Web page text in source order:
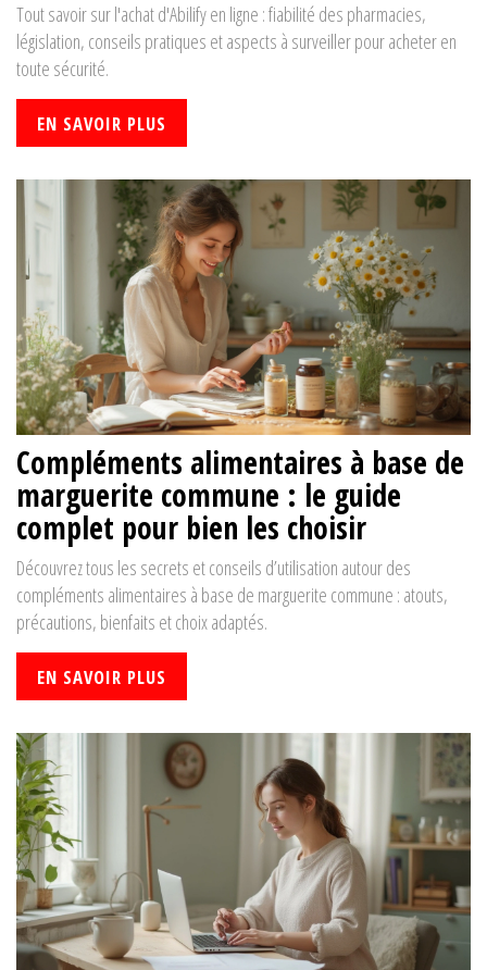
Tout savoir sur l'achat d'Abilify en ligne : fiabilité des pharmacies,
législation, conseils pratiques et aspects à surveiller pour acheter en
toute sécurité.
EN SAVOIR PLUS
Compléments alimentaires à base de
marguerite commune : le guide
complet pour bien les choisir
Découvrez tous les secrets et conseils d’utilisation autour des
compléments alimentaires à base de marguerite commune : atouts,
précautions, bienfaits et choix adaptés.
EN SAVOIR PLUS